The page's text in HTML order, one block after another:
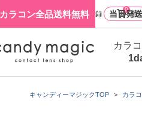
カラコン全品送料無料 当日発送
キャンディーマジックTOP カラ
ログイン・新規会員登録
0
買
カラ